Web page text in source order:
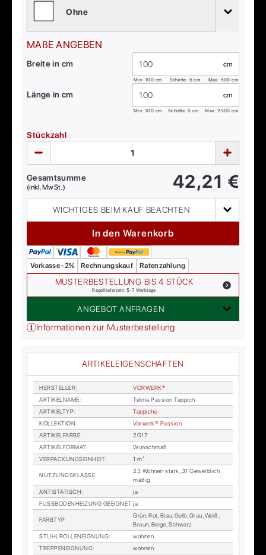
Ohne
MAßE ANGEBEN
Breite in cm cm
Min: 100 cm Schritte: 5 cm Max: 500 cm
Länge in cm cm
Min: 100 cm Schritte: 5 cm Max:2500 cm
Stückzahl
Gesamtsumme
(inkl. MwSt.) 42,21 €
WICHTIGES BEIM KAUF BEACHTEN
In den Warenkorb
Vorkasse -2% Rechnungskauf Ratenzahlung
MUSTERBESTELLUNG BIS 4 STÜCK
Regellieferzeit: 5-7 Werktage
ANGEBOT ANFRAGEN
Informationen zur Musterbestellung
ARTIKELEIGENSCHAFTEN
HER­STEL­LER:
VOR­WER­K®
AR­TI­KEL­NA­ME:
Tel­ma Pas­si­on Tep­pich
AR­TI­KEL­TYP:
Tep­pi­che
KOL­LEK­TI­ON:
Vor­wer­k® Pas­si­on
AR­TI­KEL­FAR­BE:
2G17
AR­TI­KEL­FOR­MAT:
Wunsch­maß
VER­PA­CKUNGS­EIN­HEIT: 1 m²
NUT­ZUNGS­KLAS­SE:
23 Woh­nen stark, 31 Ge­werb­lich
mä­ßig
AN­TI­STA­TISCH:
ja
FUSS­BO­DEN­HEI­ZUNG GE­EIG­NET:ja
FARB­TYP:
Grün, Rot, Blau, Gelb, Grau, Weiß,
Braun, Beige, Schwarz
STUHL­ROL­LEN­EIG­NUNG:
woh­nen
TREP­PEN­EIG­NUNG:
woh­nen